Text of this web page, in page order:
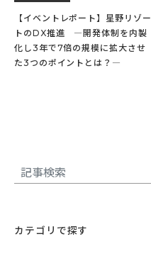
【イベントレポート】星野リゾー
トのDX推進 ―開発体制を内製
化し3年で7倍の規模に拡大させ
た3つのポイントとは？―
カテゴリで探す